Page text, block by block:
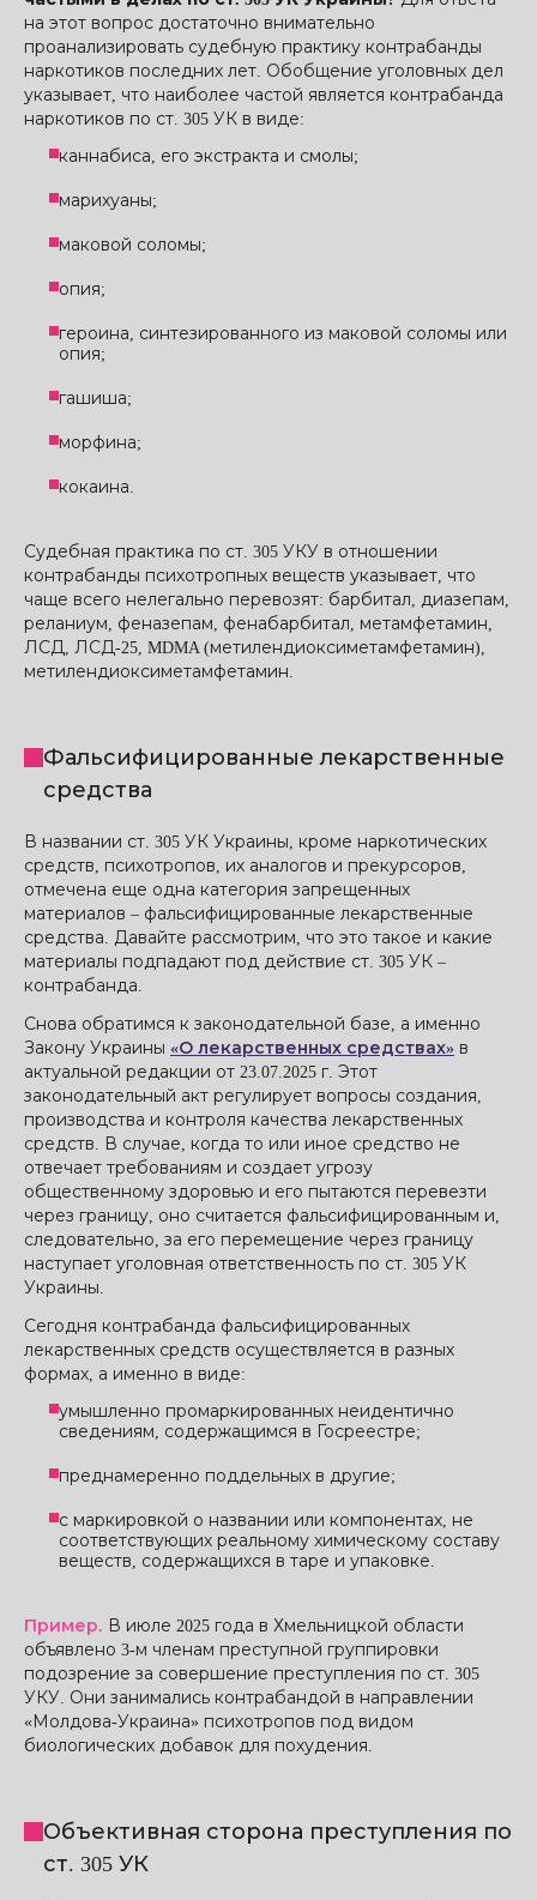
на этот вопрос достаточно внимательно
проанализировать судебную практику контрабанды
наркотиков последних лет. Обобщение уголовных дел
указывает, что наиболее частой является контрабанда
наркотиков по ст. 305 УК в виде:
каннабиса, его экстракта и смолы;
марихуаны;
маковой соломы;
опия;
героина, синтезированного из маковой соломы или
опия;
гашиша;
морфина;
кокаина.
Судебная практика по ст. 305 УКУ в отношении
контрабанды психотропных веществ указывает, что
чаще всего нелегально перевозят: барбитал, диазепам,
реланиум, феназепам, фенабарбитал, метамфетамин,
ЛСД, ЛСД-25, MDMA (метилендиоксиметамфетамин),
метилендиоксиметамфетамин.
Фальсифицированные лекарственные
средства
В названии ст. 305 УК Украины, кроме наркотических
средств, психотропов, их аналогов и прекурсоров,
отмечена еще одна категория запрещенных
материалов – фальсифицированные лекарственные
средства. Давайте рассмотрим, что это такое и какие
материалы подпадают под действие ст. 305 УК –
контрабанда.
Снова обратимся к законодательной базе, а именно
Закону Украины «О лекарственных средствах» в
актуальной редакции от 23.07.2025 г. Этот
законодательный акт регулирует вопросы создания,
производства и контроля качества лекарственных
средств. В случае, когда то или иное средство не
отвечает требованиям и создает угрозу
общественному здоровью и его пытаются перевезти
через границу, оно считается фальсифицированным и,
следовательно, за его перемещение через границу
наступает уголовная ответственность по ст. 305 УК
Украины.
Сегодня контрабанда фальсифицированных
лекарственных средств осуществляется в разных
формах, а именно в виде:
умышленно промаркированных неидентично
сведениям, содержащимся в Госреестре;
преднамеренно поддельных в другие;
с маркировкой о названии или компонентах, не
соответствующих реальному химическому составу
веществ, содержащихся в таре и упаковке.
Пример. В июле 2025 года в Хмельницкой области
объявлено 3-м членам преступной группировки
подозрение за совершение преступления по ст. 305
УКУ. Они занимались контрабандой в направлении
«Молдова-Украина» психотропов под видом
биологических добавок для похудения.
Объективная сторона преступления по
ст. 305 УК